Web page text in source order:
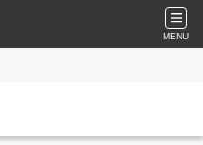
MENU